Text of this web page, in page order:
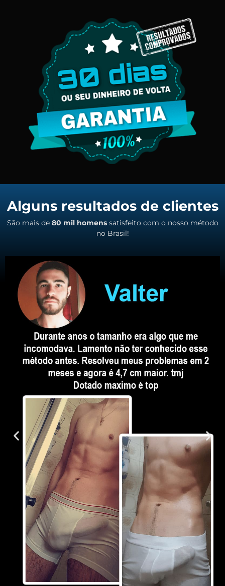
Alguns resultados de clientes
São mais de 80 mil homenssatisfeito com o nosso método
no Brasil!